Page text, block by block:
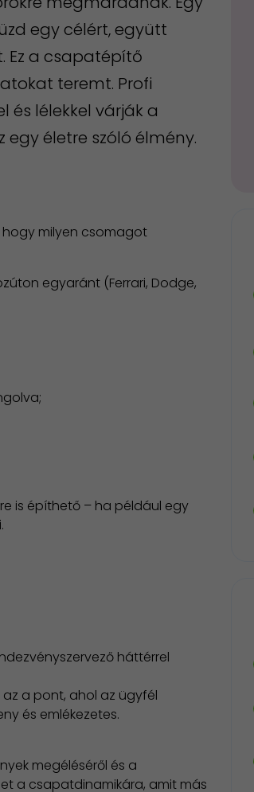
egy célért, együtt
Ez a csapatépítő
teremt. Profi
és lélekkel várják a
egy életre szóló élmény.
milyen csomagot
egyaránt (Ferrari, Dodge,
is építhető – ha például egy
háttérrel
a pont, ahol az ügyfél
és emlékezetes.
megéléséről és a
a csapatdinamikára, amit más